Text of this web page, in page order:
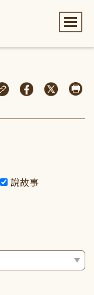
說故事